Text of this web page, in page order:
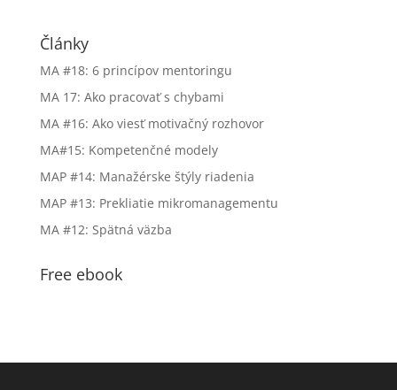
Články
MA #18: 6 princípov mentoringu
MA 17: Ako pracovať s chybami
MA #16: Ako viesť motivačný rozhovor
MA#15: Kompetenčné modely
MAP #14: Manažérske štýly riadenia
MAP #13: Prekliatie mikromanagementu
MA #12: Spätná väzba
Free ebook